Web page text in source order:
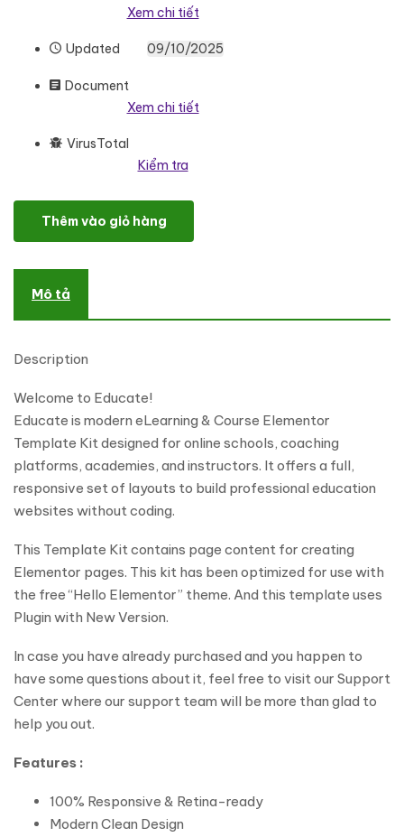
Xem chi tiết
Updated 09/10/2025
Document
Xem chi tiết
VirusTotal
Kiểm tra
Educate – eLearning & Course Elementor Template Kit số lượng
Thêm vào giỏ hàng
Mô tả
Description
Welcome to Educate!
Educate is modern eLearning & Course Elementor
Template Kit designed for online schools, coaching
platforms, academies, and instructors. It offers a full,
responsive set of layouts to build professional education
websites without coding.
This Template Kit contains page content for creating
Elementor pages. This kit has been optimized for use with
the free “Hello Elementor” theme. And this template uses
Plugin with New Version.
In case you have already purchased and you happen to
have some questions about it, feel free to visit our Support
Center where our support team will be more than glad to
help you out.
Features :
100% Responsive & Retina-ready
Modern Clean Design